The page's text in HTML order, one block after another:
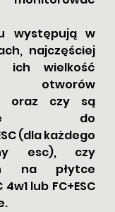
występują w
najczęściej
ich wielkość
otworów
oraz czy są
do
(dla każdego
esc), czy
na płytce
lub FC+ESC